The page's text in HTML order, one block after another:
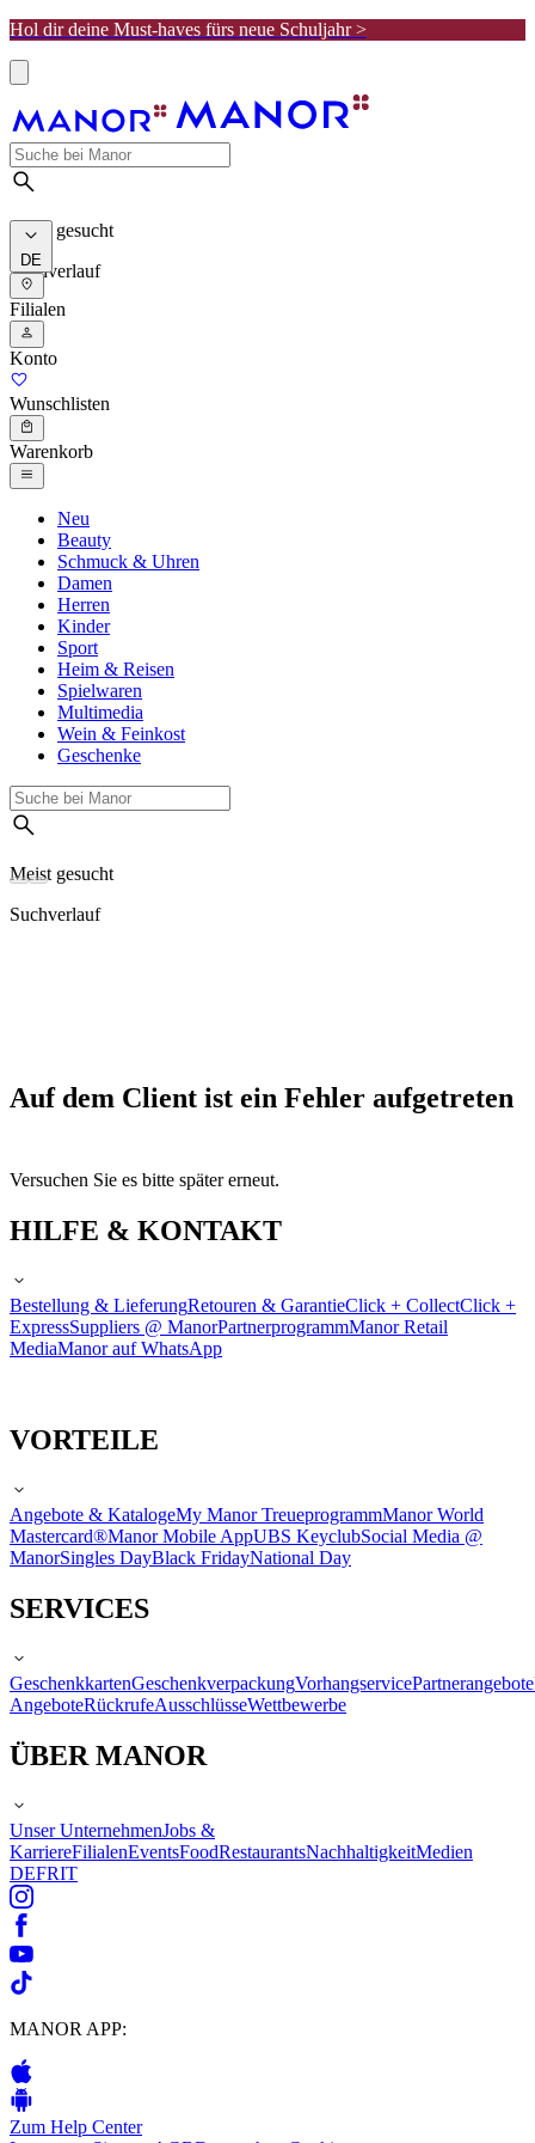
Hol dir deine Must-haves fürs neue Schuljahr >
Meist gesucht
Suchverlauf
DE
Filialen
Konto
Wunschlisten
Warenkorb
Neu
Beauty
Schmuck & Uhren
Damen
Herren
Kinder
Sport
Heim & Reisen
Spielwaren
Multimedia
Wein & Feinkost
Geschenke
Meist gesucht
Suchverlauf
Auf dem Client ist ein Fehler aufgetreten
Versuchen Sie es bitte später erneut.
HILFE & KONTAKT
Bestellung & LieferungRetouren & GarantieClick + CollectClick +
ExpressSuppliers @ ManorPartnerprogrammManor Retail
MediaManor auf WhatsApp
VORTEILE
Angebote & KatalogeMy Manor TreueprogrammManor World
Mastercard®Manor Mobile AppUBS KeyclubSocial Media @
ManorSingles DayBlack FridayNational Day
SERVICES
GeschenkkartenGeschenkverpackungVorhangservicePartnerangebote
AngeboteRückrufeAusschlüsseWettbewerbe
ÜBER MANOR
Unser UnternehmenJobs &
KarriereFilialenEventsFoodRestaurantsNachhaltigkeitMedien
DEFRIT
MANOR APP:
Zum Help Center